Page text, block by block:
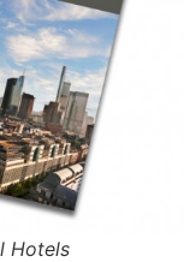
Hotels